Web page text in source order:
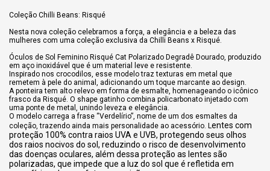
Coleção Chilli Beans: Risqué
Nesta nova coleção celebramos a força, a elegância e a beleza das
mulheres com uma coleção exclusiva da Chilli Beans x Risqué.
Óculos de Sol Feminino Risqué Cat Polarizado Degradê Dourado, produzido
em aço inoxidável que é um material leve e resistente.
Inspirado nos crocodilos, esse modelo traz texturas em metal que
remetem à pele do animal, adicionando um toque marcante ao design.
A ponteira tem alto relevo em forma de esmalte, homenageando o icônico
frasco da Risqué. O shape gatinho combina policarbonato injetado com
uma ponte de metal, unindo leveza e elegância.
O modelo carrega a frase “Verdelírio”, nome de um dos esmaltes da
coleção, trazendo ainda mais personalidade ao acessório. Lentes com
proteção 100% contra raios UVA e UVB, protegendo seus olhos
dos raios nocivos do sol, reduzindo o risco de desenvolvimento
das doenças oculares, além dessa proteção as lentes são
polarizadas, que impede que a luz do sol que é refletida em